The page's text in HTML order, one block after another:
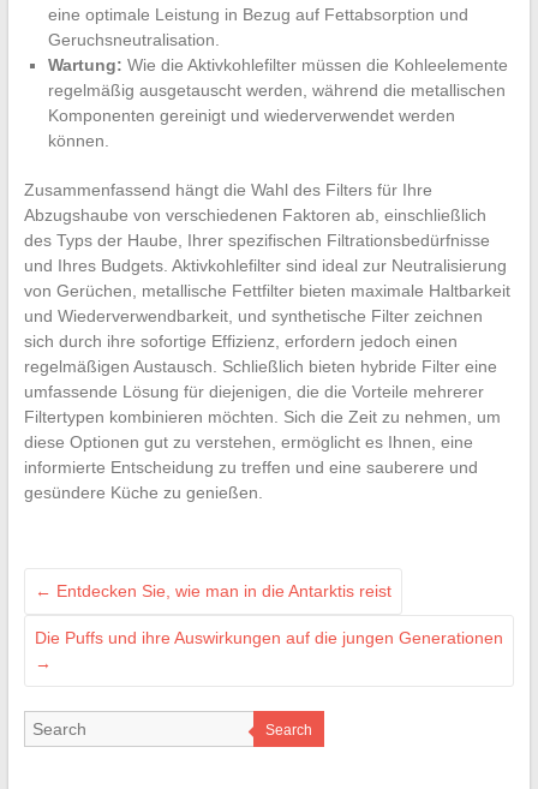
eine optimale Leistung in Bezug auf Fettabsorption und
Geruchsneutralisation.
Wartung: Wie die Aktivkohlefilter müssen die Kohleelemente
regelmäßig ausgetauscht werden, während die metallischen
Komponenten gereinigt und wiederverwendet werden
können.
Zusammenfassend hängt die Wahl des Filters für Ihre
Abzugshaube von verschiedenen Faktoren ab, einschließlich
des Typs der Haube, Ihrer spezifischen Filtrationsbedürfnisse
und Ihres Budgets. Aktivkohlefilter sind ideal zur Neutralisierung
von Gerüchen, metallische Fettfilter bieten maximale Haltbarkeit
und Wiederverwendbarkeit, und synthetische Filter zeichnen
sich durch ihre sofortige Effizienz, erfordern jedoch einen
regelmäßigen Austausch. Schließlich bieten hybride Filter eine
umfassende Lösung für diejenigen, die die Vorteile mehrerer
Filtertypen kombinieren möchten. Sich die Zeit zu nehmen, um
diese Optionen gut zu verstehen, ermöglicht es Ihnen, eine
informierte Entscheidung zu treffen und eine sauberere und
gesündere Küche zu genießen.
← Entdecken Sie, wie man in die Antarktis reist
Die Puffs und ihre Auswirkungen auf die jungen Generationen
→
Search